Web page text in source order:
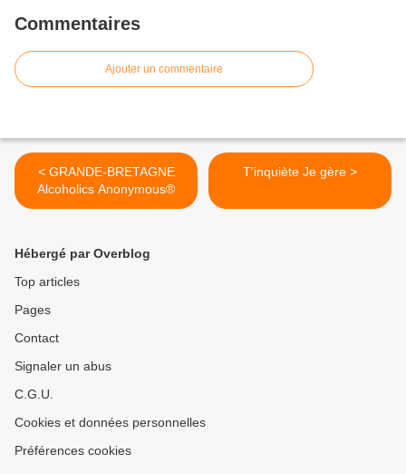
Commentaires
Ajouter un commentaire
< GRANDE-BRETAGNE
Alcoholics Anonymous®
T'inquiète Je gère >
Hébergé par Overblog
Top articles
Pages
Contact
Signaler un abus
C.G.U.
Cookies et données personnelles
Préférences cookies